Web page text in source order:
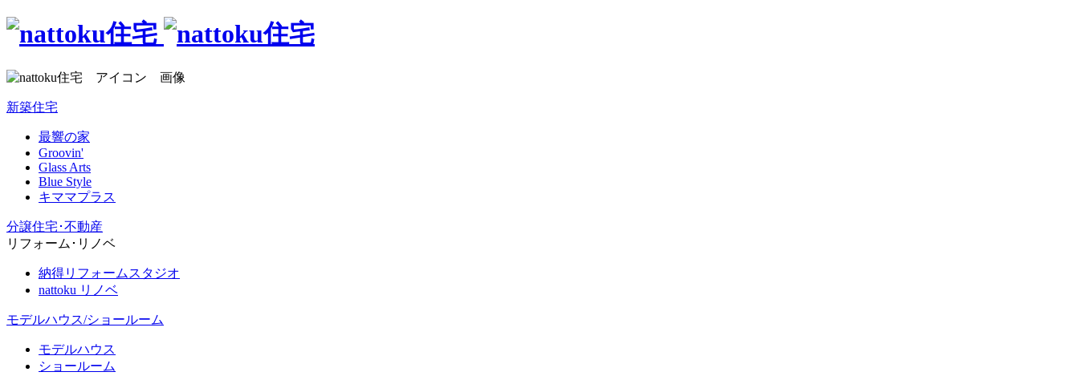
新築住宅
最響の家
Groovin'
Glass Arts
Blue Style
キママプラス
分譲住宅･不動産
リフォーム･リノベ
納得リフォームスタジオ
nattoku リノベ
モデルハウス/ショールーム
モデルハウス
ショールーム